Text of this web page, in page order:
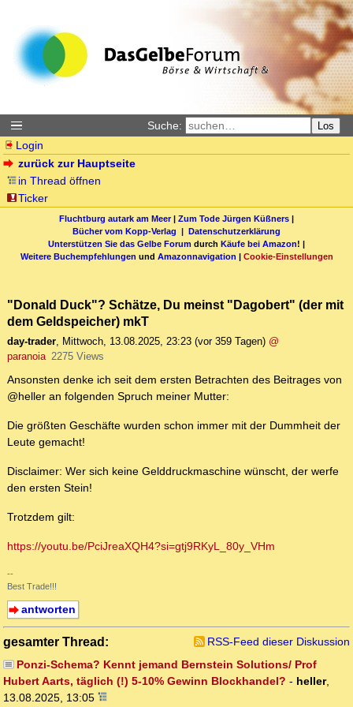
Suche: Los
Login
zurück zur Hauptseite
in Thread öffnen
Ticker
Fluchtburg autark am Meer| Zum Tode Jürgen Küßners |
Bücher vom Kopp-Verlag | Datenschutzerklärung
Unterstützen Sie das Gelbe Forum durch Käufe bei Amazon! |
Weitere Buchempfehlungen und Amazonnavigation | Cookie-Einstellungen
"Donald Duck"? Schätze, Du meinst "Dagobert" (der mit
dem Geldspeicher) mkT
day-trader, Mittwoch, 13.08.2025, 23:23 (vor 359 Tagen) @
paranoia 2275 Views
Ansonsten denke ich seit dem ersten Betrachten des Beitrages von
@heller an folgenden Spruch meiner Mutter:
Die größten Geschäfte wurden schon immer mit der Dummheit der
Leute gemacht!
Disclaimer: Wer sich keine Gelddruckmaschine wünscht, der werfe
den ersten Stein!
Trotzdem gilt:
https://youtu.be/PciJreaXQH4?si=gtj9RKyL_80y_VHm
--
Best Trade!!!
antworten
gesamter Thread:
RSS-Feed dieser Diskussion
Ponzi-Schema? Kennt jemand Bernstein Solutions/ Prof
Hubert Aarts, täglich (!) 5-10% Gewinn Blockhandel? - heller,
13.08.2025, 13:05